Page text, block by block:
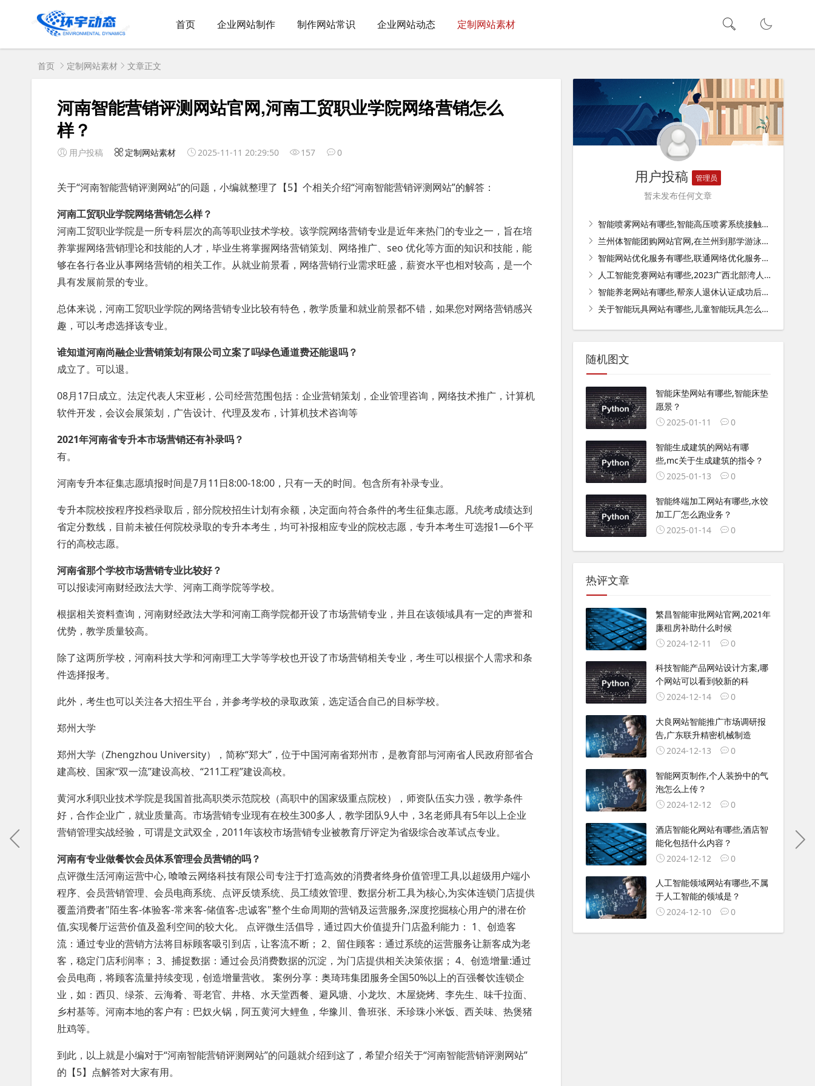
首页 企业网站制作 制作网站常识 企业网站动态 定制网站素材
首页 定制网站素材 文章正文
河南智能营销评测网站官网,河南工贸职业学院网络营销怎么
样？
用户投稿 定制网站素材 2025-11-11 20:29:50 157 0
关于“河南智能营销评测网站”的问题，小编就整理了【5】个相关介绍“河南智能营销评测网站”的解答：
河南工贸职业学院网络营销怎么样？
河南工贸职业学院是一所专科层次的高等职业技术学校。该学院网络营销专业是近年来热门的专业之一，旨在培
养掌握网络营销理论和技能的人才，毕业生将掌握网络营销策划、网络推广、seo 优化等方面的知识和技能，能
够在各行各业从事网络营销的相关工作。从就业前景看，网络营销行业需求旺盛，薪资水平也相对较高，是一个
具有发展前景的专业。
总体来说，河南工贸职业学院的网络营销专业比较有特色，教学质量和就业前景都不错，如果您对网络营销感兴
趣，可以考虑选择该专业。
谁知道河南尚融企业营销策划有限公司立案了吗绿色通道费还能退吗？
成立了。可以退。
08月17日成立。法定代表人宋亚彬，公司经营范围包括：企业营销策划，企业管理咨询，网络技术推广，计算机
软件开发，会议会展策划，广告设计、代理及发布，计算机技术咨询等
2021年河南省专升本市场营销还有补录吗？
有。
河南专升本征集志愿填报时间是7月11日8:00-18:00，只有一天的时间。包含所有补录专业。
专升本院校按程序投档录取后，部分院校招生计划有余额，决定面向符合条件的考生征集志愿。凡统考成绩达到
省定分数线，目前未被任何院校录取的专升本考生，均可补报相应专业的院校志愿，专升本考生可选报1—6个平
行的高校志愿。
河南省那个学校市场营销专业比较好？
可以报读河南财经政法大学、河南工商学院等学校。
根据相关资料查询，河南财经政法大学和河南工商学院都开设了市场营销专业，并且在该领域具有一定的声誉和
优势，教学质量较高。
除了这两所学校，河南科技大学和河南理工大学等学校也开设了市场营销相关专业，考生可以根据个人需求和条
件选择报考。
此外，考生也可以关注各大招生平台，并参考学校的录取政策，选定适合自己的目标学校。
郑州大学
郑州大学（Zhengzhou University），简称“郑大”，位于中国河南省郑州市，是教育部与河南省人民政府部省合
建高校、国家“双一流”建设高校、“211工程”建设高校。
黄河水利职业技术学院是我国首批高职类示范院校（高职中的国家级重点院校），师资队伍实力强，教学条件
好，合作企业广，就业质量高。市场营销专业现有在校生300多人，教学团队9人中，3名老师具有5年以上企业
营销管理实战经验，可谓是文武双全，2011年该校市场营销专业被教育厅评定为省级综合改革试点专业。
河南有专业做餐饮会员体系管理会员营销的吗？
点评微生活河南运营中心, 喰喰云网络科技有限公司专注于打造高效的消费者终身价值管理工具,以超级用户端小
程序、会员营销管理、会员电商系统、点评反馈系统、员工绩效管理、数据分析工具为核心,为实体连锁门店提供
覆盖消费者"陌生客-体验客-常来客-储值客-忠诚客"整个生命周期的营销及运营服务,深度挖掘核心用户的潜在价
值,实现餐厅运营价值及盈利空间的较大化。 点评微生活倡导，通过四大价值提升门店盈利能力： 1、创造客
流：通过专业的营销方法将目标顾客吸引到店，让客流不断； 2、留住顾客：通过系统的运营服务让新客成为老
客，稳定门店利润率； 3、捕捉数据：通过会员消费数据的沉淀，为门店提供相关决策依据； 4、创造增量:通过
会员电商，将顾客流量持续变现，创造增量营收。 案例分享：奥琦玮集团服务全国50%以上的百强餐饮连锁企
业，如：西贝、绿茶、云海肴、哥老官、井格、水天堂西餐、避风塘、小龙坎、木屋烧烤、李先生、味千拉面、
乡村基等。河南本地的客户有：巴奴火锅，阿五黄河大鲤鱼，华豫川、鲁班张、禾珍珠小米饭、西关味、热煲猪
肚鸡等。
到此，以上就是小编对于“河南智能营销评测网站”的问题就介绍到这了，希望介绍关于“河南智能营销评测网站”
的【5】点解答对大家有用。
用户投稿 管理员
暂未发布任何文章
智能喷雾网站有哪些,智能高压喷雾系统接触器怎么接线？
兰州体智能团购网站官网,在兰州到那学游泳好？
智能网站优化服务有哪些,联通网络优化服务是什么？
人工智能竞赛网站有哪些,2023广西北部湾人工智能教育大赛无人机出结果了吗？
智能养老网站有哪些,帮亲人退休认证成功后怎样查询一下？
关于智能玩具网站有哪些,儿童智能玩具怎么配网？
随机图文
智能床垫网站有哪些,智能床垫
愿景？
2025-01-11
0
智能生成建筑的网站有哪
些,mc关于生成建筑的指令？
2025-01-13
0
智能终端加工网站有哪些,水饺
加工厂怎么跑业务？
2025-01-14
0
热评文章
繁昌智能审批网站官网,2021年
廉租房补助什么时候
2024-12-11
0
科技智能产品网站设计方案,哪
个网站可以看到较新的科
2024-12-14
0
大良网站智能推广市场调研报
告,广东联升精密机械制造
2024-12-13
0
智能网页制作,个人装扮中的气
泡怎么上传？
2024-12-12
0
酒店智能化网站有哪些,酒店智
能化包括什么内容？
2024-12-12
0
人工智能领域网站有哪些,不属
于人工智能的领域是？
2024-12-10
0